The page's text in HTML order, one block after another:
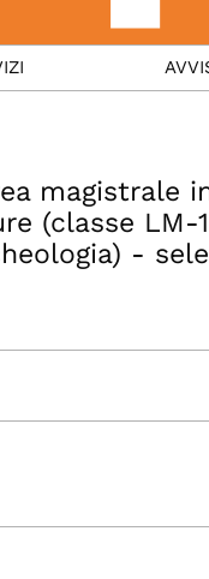
magistrale
(classe LM-
-